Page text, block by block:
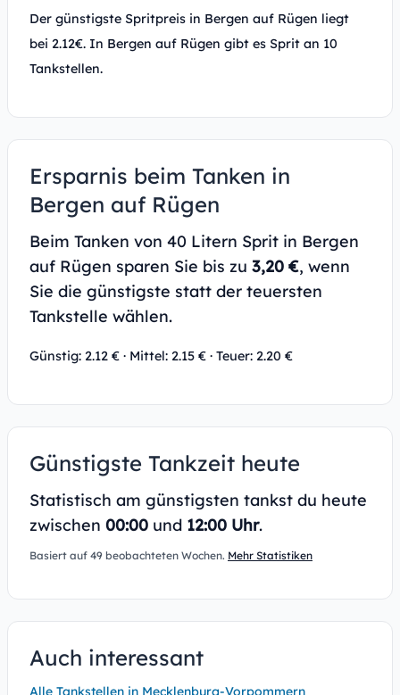
Der günstigste Spritpreis in Bergen auf Rügen liegt
bei 2.12€. In Bergen auf Rügen gibt es Sprit an 10
Tankstellen.
Ersparnis beim Tanken in
Bergen auf Rügen
Beim Tanken von 40 Litern Sprit in Bergen
auf Rügen sparen Sie bis zu 3,20 €, wenn
Sie die günstigste statt der teuersten
Tankstelle wählen.
Günstig: 2.12 € · Mittel: 2.15 € · Teuer: 2.20 €
Günstigste Tankzeit heute
Statistisch am günstigsten tankst du heute
zwischen 00:00 und 12:00 Uhr.
Basiert auf 49 beobachteten Wochen. Mehr Statistiken
Auch interessant
Alle Tankstellen in Mecklenburg-Vorpommern